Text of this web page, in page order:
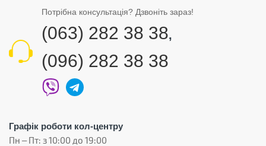
Потрібна консультація? Дзвоніть зараз!
(063) 282 38 38,
(096) 282 38 38
Графік роботи кол-центру
Пн – Пт: з 10:00 до 19:00